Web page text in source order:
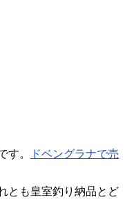
す。
ドベングラナで売
とも皇室釣り納品とど